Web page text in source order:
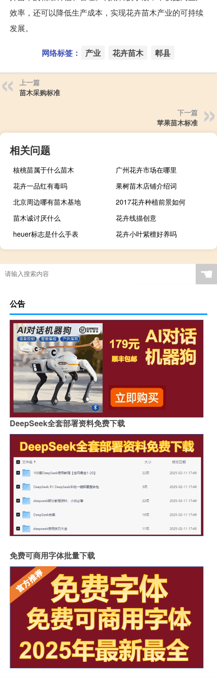
效率，还可以降低生产成本，实现花卉苗木产业的可持续
发展。
网络标签： 产业 花卉苗木 郫县
上一篇
苗木采购标准
下一篇
苹果苗木标准
相关问题
核桃苗属于什么苗木
广州花卉市场在哪里
花卉一品红有毒吗
果树苗木店铺介绍词
北京周边哪有苗木基地
2017花卉种植前景如何
苗木诚讨厌什么
花卉线描创意
heuer标志是什么手表
花卉小叶紫檀好养吗
☚
公告
DeepSeek全套部署资料免费下载
免费可商用字体批量下载